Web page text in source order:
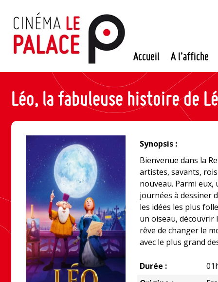
contenu
Accueil A l’affiche
Léo, la fabuleuse histoire de
Synopsis :
Bienvenue dans la
artistes, savants,
nouveau. Parmi
journées à dessiner
les idées les plus
un oiseau, découvrir
rêve de changer le
avec le plus grand
Durée :